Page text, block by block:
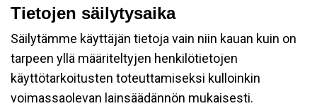
Tietojen säilytysaika
Säilytämme käyttäjän tietoja vain niin kauan kuin on
tarpeen yllä määriteltyjen henkilötietojen
käyttötarkoitusten toteuttamiseksi kulloinkin
voimassaolevan lainsäädännön mukaisesti.